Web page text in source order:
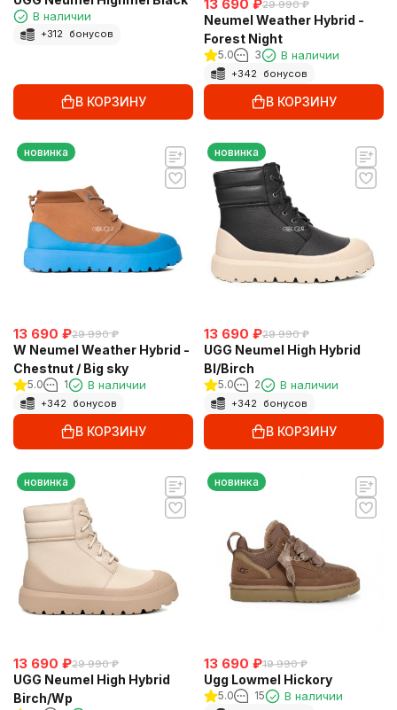
В наличии
+312 бонусов
В КОРЗИНУ
13 690 ₽29 990 ₽
Neumel Weather Hybrid -
Forest Night
5.0 3 В наличии
+342 бонусов
В КОРЗИНУ
новинка
13 690 ₽29 990 ₽
W Neumel Weather Hybrid -
Chestnut / Big sky
5.0 1 В наличии
+342 бонусов
В КОРЗИНУ
новинка
13 690 ₽29 990 ₽
UGG Neumel High Hybrid
Bl/Birch
5.0 2 В наличии
+342 бонусов
В КОРЗИНУ
новинка
13 690 ₽29 990 ₽
UGG Neumel High Hybrid
Birch/Wp
новинка
13 690 ₽19 990 ₽
Ugg Lowmel Hickory
5.0 15 В наличии